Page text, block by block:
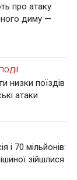
про атаку
диму —
низки поїздів
атаки
і 70 мільйонів:
зійшлися